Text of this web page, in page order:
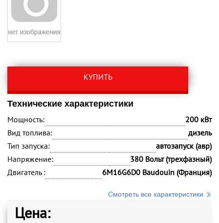
КУПИТЬ
Технические характеристики
Мощность:
200 кВт
Вид топлива:
дизель
Тип запуска:
автозапуск (авр)
Напряжение:
380 Вольт (трехфазный)
Двигатель :
6M16G6D0 Baudouin (Франция)
Смотреть все характеристики
Цена: